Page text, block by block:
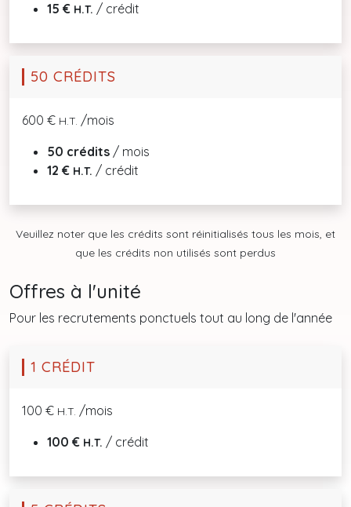
15 € H.T. / crédit
50 CRÉDITS
600 € H.T. /mois
50 crédits / mois
12 € H.T. / crédit
Veuillez noter que les crédits sont réinitialisés tous les mois, et
que les crédits non utilisés sont perdus
Offres à l'unité
Pour les recrutements ponctuels tout au long de l'année
1 CRÉDIT
100 € H.T. /mois
100 € H.T. / crédit